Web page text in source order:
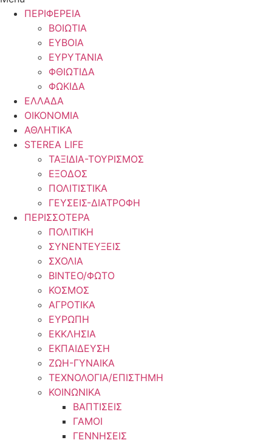
ΠΕΡΙΦΕΡΕΙΑ
ΒΟΙΩΤΙΑ
ΕΥΒΟΙΑ
ΕΥΡΥΤΑΝΙΑ
ΦΘΙΩΤΙΔΑ
ΦΩΚΙΔΑ
ΕΛΛΑΔΑ
ΟΙΚΟΝΟΜΙΑ
ΑΘΛΗΤΙΚΑ
STEREA LIFE
ΤΑΞΙΔΙΑ-ΤΟΥΡΙΣΜΟΣ
ΕΞΟΔΟΣ
ΠΟΛΙΤΙΣΤΙΚΑ
ΓΕΥΣΕΙΣ-ΔΙΑΤΡΟΦΗ
ΠΕΡΙΣΣΟΤΕΡΑ
ΠΟΛΙΤΙΚΗ
ΣΥΝΕΝΤΕΥΞΕΙΣ
ΣΧΟΛΙΑ
ΒΙΝΤΕΟ/ΦΩΤΟ
ΚΟΣΜΟΣ
ΑΓΡΟΤΙΚΑ
ΕΥΡΩΠΗ
ΕΚΚΛΗΣΙΑ
ΕΚΠΑΙΔΕΥΣΗ
ΖΩΗ-ΓΥΝΑΙΚΑ
ΤΕΧΝΟΛΟΓΙΑ/ΕΠΙΣΤΗΜΗ
ΚΟΙΝΩΝΙΚΑ
ΒΑΠΤΙΣΕΙΣ
ΓΑΜΟΙ
ΓΕΝΝΗΣΕΙΣ